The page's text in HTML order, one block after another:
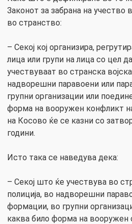
Законот за забрана на
во странство:
– Секој кој организира,
лица или групи на лица со цел
учествуваат во странска
надворешни паравоени или
групни организации или
форма на вооружен конфликт
на Косово ќе се казни со
години.
Исто така се наведува дека:
– Секој што ќе учествува во
полиција, во надворешни
формации, во групни
каква било форма на вооружен